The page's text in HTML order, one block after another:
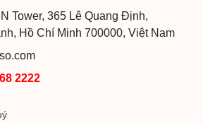
Tower, 365 Lê Quang Định,
Hồ Chí Minh 700000, Việt Nam
2222